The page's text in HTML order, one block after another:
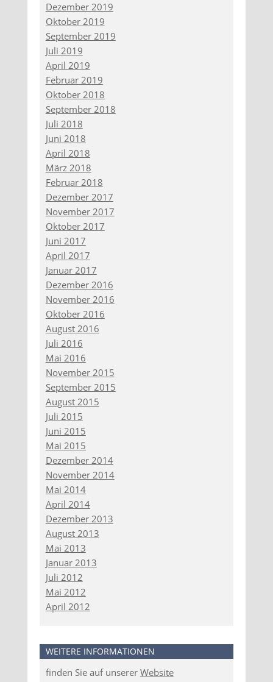
Dezember 2019
Oktober 2019
September 2019
Juli 2019
April 2019
Februar 2019
Oktober 2018
September 2018
Juli 2018
Juni 2018
April 2018
März 2018
Februar 2018
Dezember 2017
November 2017
Oktober 2017
Juni 2017
April 2017
Januar 2017
Dezember 2016
November 2016
Oktober 2016
August 2016
Juli 2016
Mai 2016
November 2015
September 2015
August 2015
Juli 2015
Juni 2015
Mai 2015
Dezember 2014
November 2014
Mai 2014
April 2014
Dezember 2013
August 2013
Mai 2013
Januar 2013
Juli 2012
Mai 2012
April 2012
WEITERE INFORMATIONEN
finden Sie auf unserer Website